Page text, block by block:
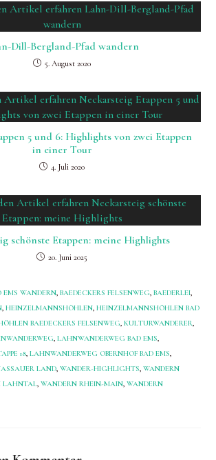
Dill-Bergland-Pfad wandern
5. August 2020
5 und 6: Highlights von zwei Etappen
in einer Tour
4. Juli 2020
schönste Etappen: meine Highlights
20. Juni 2025
EMS WANDERN, BAEDECKERS FELSENWEG, BAEDERLEI,
, HEINZELMANNSHÖHLEN, HEINZELMANNSHÖHLEN BAD
BAEDECKERS FELSENWEG, KULTURWANDERER,
, LAHNWANDERWEG BAD EMS,
18, LAHNWANDERWEG OBERNHOF BAD EMS,
LAND, WANDER-HIGHLIGHTS, WANDERN
LAHNTAL, WANDERN RHEIN-MAIN, WANDERN